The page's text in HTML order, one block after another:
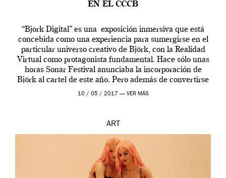
EN EL CCCB
“Bjork Digital” es una exposición inmersiva que está
concebida como una experiencia para sumergirse en el
particular universo creativo de Björk, con la Realidad
Virtual como protagonista fundamental. Hace sólo unas
horas Sonar Festival anunciaba la incorporación de
Björk al cartel de este año. Pero además de convertirse
en una de las actuaciones más relevantes […]
10 / 05 / 2017 — VER MÁS
ART